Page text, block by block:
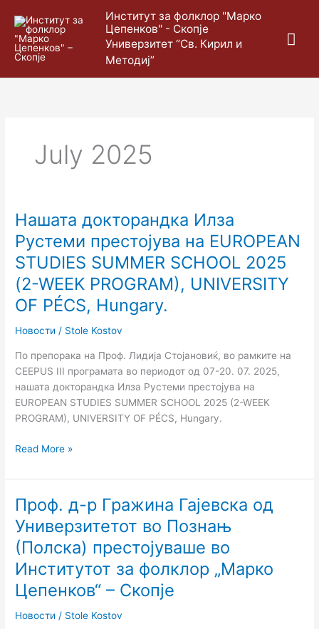
content
Институт за фолклор "Марко
Цепенков" - Скопје
Универзитет “Св. Кирил и
Методиј”
July 2025
Нашата докторандка Илза
Рустеми престојува на EUROPEAN
STUDIES SUMMER SCHOOL 2025
(2-WEEK PROGRAM), UNIVERSITY
OF PÉCS, Hungary.
Новости / Stole Kostov
По препорака на Проф. Лидија Стојановиќ, во рамките на
CEEPUS III програмата во периодот од 07-20. 07. 2025,
нашата докторандка Илза Рустеми престојува на
EUROPEAN STUDIES SUMMER SCHOOL 2025 (2-WEEK
PROGRAM), UNIVERSITY OF PÉCS, Hungary.
Нашата
докторандка
Илза
Рустеми
престојува
на
EUROPEAN
STUDIES
SCHOOL
2025
(2-
WEEK
PROGRAM),
OF
Hungary.
Read More »
Проф. д-р Гражина Гајевска од
Универзитетот во Познањ
(Полска) престојуваше во
Институтот за фолклор „Марко
Цепенков“ – Скопје
Новости / Stole Kostov
Проф.
д-
р
Гражина
Гајевска
Универзитетот
во